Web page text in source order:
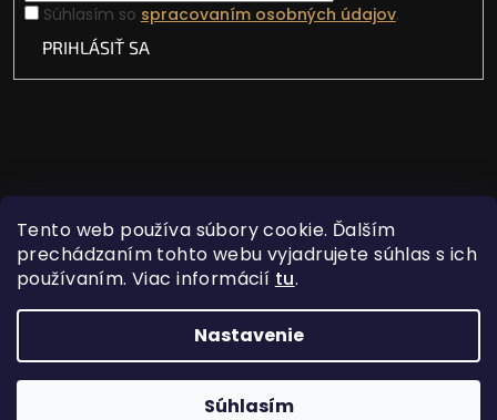
Tento web používa súbory cookie. Ďalším
prechádzaním tohto webu vyjadrujete súhlas s ich
používaním. Viac informácií tu.
Nastavenie
Súhlasím
Súhlasím so spracovaním osobných údajov.
PRIHLÁSIŤ SA
Vytvoril Shoptet
Copyright 2026Lovecká vášeň. Všetky práva
vyhradené.